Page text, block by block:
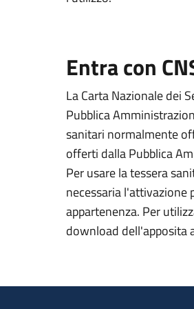
Entra con
La Carta Nazionale dei
Pubblica
sanitari normalmente
offerti dalla Pubblica
Per usare la tessera
necessaria l'attivazione
appartenenza. Per
download dell'apposita